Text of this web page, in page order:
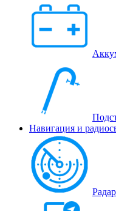
Навигация и